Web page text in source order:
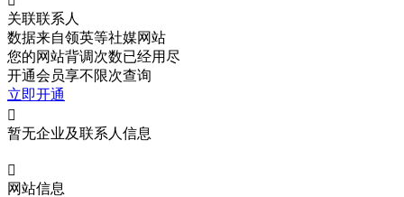
关联联系人
数据来自领英等社媒网站
您的网站背调次数已经用尽
开通会员享不限次查询
立即开通

暂无企业及联系人信息

网站信息